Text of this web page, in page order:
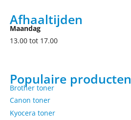
Afhaaltijden
Maandag
13.00 tot 17.00
Populaire producten
Brother toner
Canon toner
Kyocera toner